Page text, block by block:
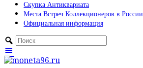
Скупка Антиквариата
Места Встреч Коллекционеров в России
Официальная информация